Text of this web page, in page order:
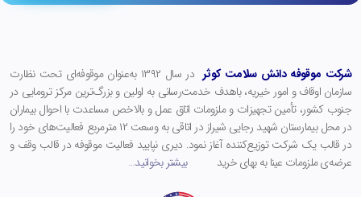
شرکت موقوفه دانش سلامت کوثر
در سال ۱۳۹۲ به‌عنوان موقوفه‌ای تحت نظارت
سازمان اوقاف و امور خیریه، باهدف خدمت‌رسانی به اولین و بزرگ‌ترین مرکز ترومایی در
جنوب کشور، تأمین تجهیزات و ملزومات اتاق عمل و بالاخص مساعدت با احوال بیماران
در محل بیمارستان شهید رجایی شیراز در اتاقی به وسعت ۱۲ مترمربع فعالیت‌های خود را
در قالب یک شرکت توزیع‌کننده آغاز نمود. دیری نپایید فعالیت موقوفه در قالب وقف و
عرضه‌ی ملزومات عینا به بهای خریدبیشتر بخوانید…